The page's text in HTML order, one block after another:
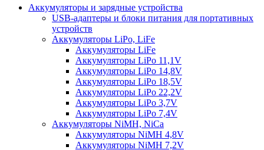
Аккумуляторы и зарядные устройства
USB-адаптеры и блоки питания для портативных
устройств
Аккумуляторы LiPo, LiFe
Аккумуляторы LiFe
Аккумуляторы LiPo 11,1V
Аккумуляторы LiPo 14,8V
Аккумуляторы LiPo 18,5V
Аккумуляторы LiPo 22,2V
Аккумуляторы LiPo 3,7V
Аккумуляторы LiPo 7,4V
Аккумуляторы NiMH, NiCa
Аккумуляторы NiMH 4,8V
Аккумуляторы NiMH 7,2V